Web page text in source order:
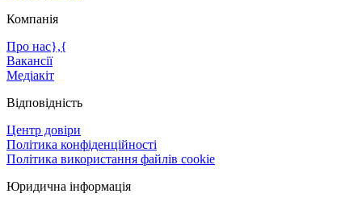
Компанія
Про нас},{
Вакансії
Медіакіт
Відповідність
Центр довіри
Політика конфіденційності
Політика використання файлів cookie
Юридична інформація